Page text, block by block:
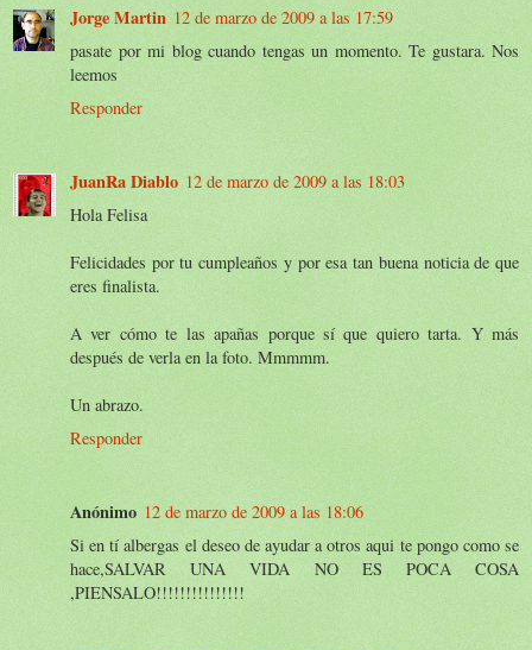
Jorge Martin 12 de marzo de 2009 a las 17:59
pasate por mi blog cuando tengas un momento. Te gustara. Nos
leemos
Responder
JuanRa Diablo 12 de marzo de 2009 a las 18:03
Hola Felisa
Felicidades por tu cumpleaños y por esa tan buena noticia de que
eres finalista.
A ver cómo te las apañas porque sí que quiero tarta. Y más
después de verla en la foto. Mmmmm.
Un abrazo.
Responder
Anónimo 12 de marzo de 2009 a las 18:06
Si en tí albergas el deseo de ayudar a otros aqui te pongo como se
hace,SALVAR UNA VIDA NO ES POCA COSA
,PIENSALO!!!!!!!!!!!!!!!